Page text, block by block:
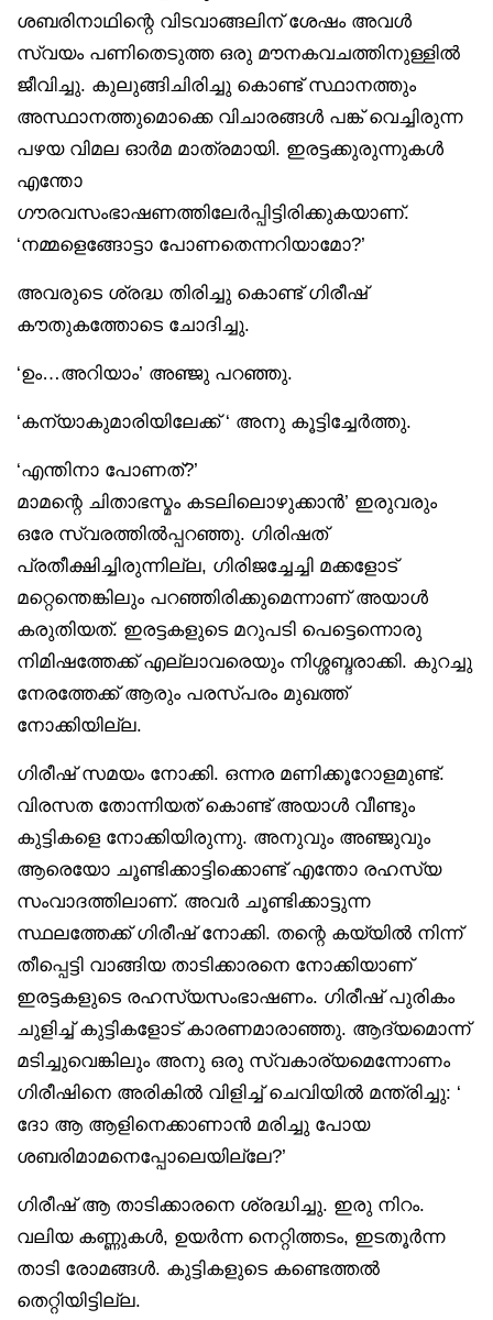
ശബരിനാഥിന്റെ വിടവാങ്ങലിന് ശേഷം അവൾ
സ്വയം പണിതെടുത്ത ഒരു മൗനകവചത്തിനുള്ളിൽ
ജീവിച്ചു. കുലുങ്ങിചിരിച്ചു കൊണ്ട് സ്ഥാനത്തും
അസ്ഥാനത്തുമൊക്കെ വിചാരങ്ങൾ പങ്ക് വെച്ചിരുന്ന
പഴയ വിമല ഓർമ മാത്രമായി. ഇരട്ടക്കുരുന്നുകൾ
എന്തോ
ഗൗരവസംഭാഷണത്തിലേർപ്പിട്ടിരിക്കുകയാണ്.
‘നമ്മളെങ്ങോട്ടാ പോണതെന്നറിയാമോ?’
അവരുടെ ശ്രദ്ധ തിരിച്ചു കൊണ്ട് ഗിരീഷ്
കൗതുകത്തോടെ ചോദിച്ചു.
‘ഉം…അറിയാം’ അഞ്ജു പറഞ്ഞു.
‘കന്യാകുമാരിയിലേക്ക് ‘ അനു കൂട്ടിച്ചേർത്തു.
‘എന്തിനാ പോണത്?’
മാമന്റെ ചിതാഭസ്മം കടലിലൊഴുക്കാൻ’ ഇരുവരും
ഒരേ സ്വരത്തിൽപ്പറഞ്ഞു. ഗിരിഷത്
പ്രതീക്ഷിച്ചിരുന്നില്ല, ഗിരിജച്ചേച്ചി മക്കളോട്
മറ്റെന്തെങ്കിലും പറഞ്ഞിരിക്കുമെന്നാണ് അയാൾ
കരുതിയത്. ഇരട്ടകളുടെ മറുപടി പെട്ടെന്നൊരു
നിമിഷത്തേക്ക് എല്ലാവരെയും നിശ്ശബ്ദരാക്കി. കുറച്ചു
നേരത്തേക്ക് ആരും പരസ്പരം മുഖത്ത്
നോക്കിയില്ല.
ഗിരീഷ് സമയം നോക്കി. ഒന്നര മണിക്കൂറോളമുണ്ട്.
വിരസത തോന്നിയത് കൊണ്ട് അയാൾ വീണ്ടും
കുട്ടികളെ നോക്കിയിരുന്നു. അനുവും അഞ്ജുവും
ആരെയോ ചൂണ്ടിക്കാട്ടിക്കൊണ്ട് എന്തോ രഹസ്യ
സംവാദത്തിലാണ്. അവർ ചൂണ്ടിക്കാട്ടുന്ന
സ്ഥലത്തേക്ക് ഗിരീഷ് നോക്കി. തന്റെ കയ്യിൽ നിന്ന്
തീപ്പെട്ടി വാങ്ങിയ താടിക്കാരനെ നോക്കിയാണ്
ഇരട്ടകളുടെ രഹസ്യസംഭാഷണം. ഗിരീഷ് പുരികം
ചുളിച്ച് കുട്ടികളോട് കാരണമാരാഞ്ഞു. ആദ്യമൊന്ന്
മടിച്ചുവെങ്കിലും അനു ഒരു സ്വകാര്യമെന്നോണം
ഗിരീഷിനെ അരികിൽ വിളിച്ച് ചെവിയിൽ മന്ത്രിച്ചു: ‘
ദോ ആ ആളിനെക്കാണാൻ മരിച്ചു പോയ
ശബരിമാമനെപ്പോലെയില്ലേ?’
ഗിരീഷ് ആ താടിക്കാരനെ ശ്രദ്ധിച്ചു. ഇരു നിറം.
വലിയ കണ്ണുകൾ, ഉയർന്ന നെറ്റിത്തടം, ഇടതൂർന്ന
താടി രോമങ്ങൾ. കുട്ടികളുടെ കണ്ടെത്തൽ
തെറ്റിയിട്ടില്ല.